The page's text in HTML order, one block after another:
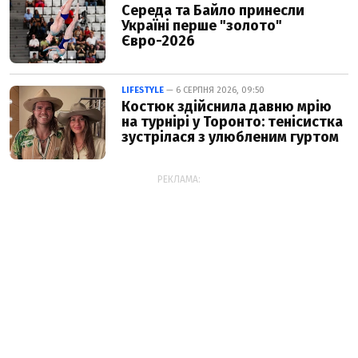
Середа та Байло принесли
Україні перше "золото"
Євро-2026
LIFESTYLE — 6 СЕРПНЯ 2026, 09:50
Костюк здійснила давню мрію
на турнірі у Торонто: тенісистка
зустрілася з улюбленим гуртом
РЕКЛАМА: